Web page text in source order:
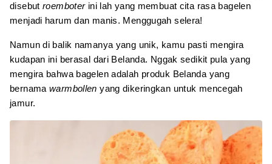
disebut roemboterini lah yang membuat cita rasa bagelen
menjadi harum dan manis. Menggugah selera!
Namun di balik namanya yang unik, kamu pasti mengira
kudapan ini berasal dari Belanda. Nggak sedikit pula yang
mengira bahwa bagelen adalah produk Belanda yang
bernama warmbollenyang dikeringkan untuk mencegah
jamur.